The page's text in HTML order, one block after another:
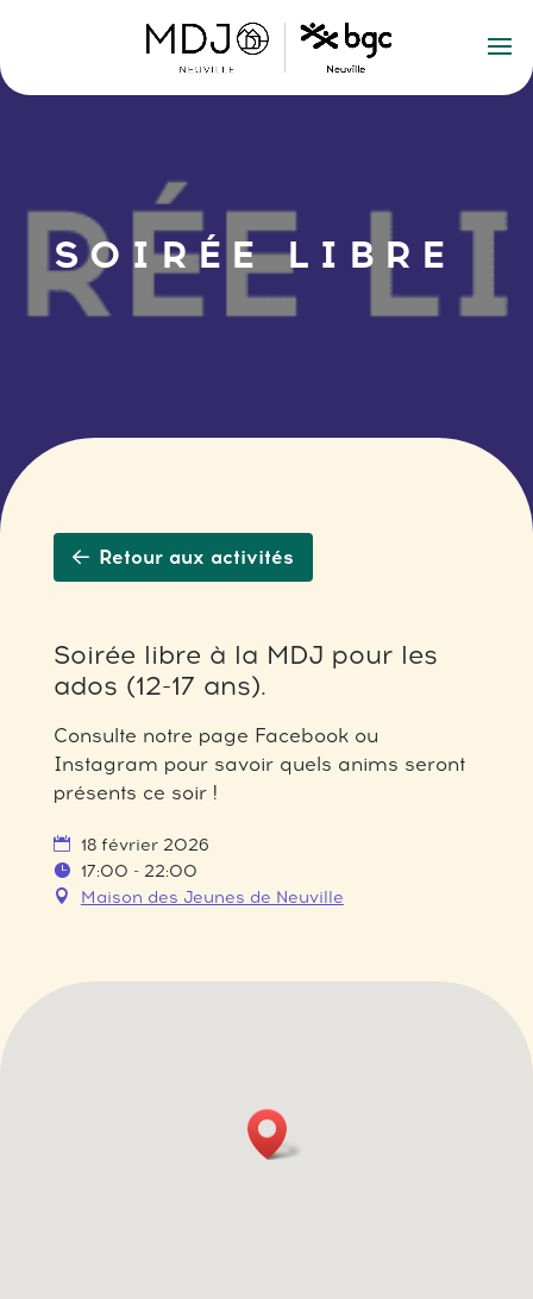
SOIRÉE LIBRE
Retour aux activités
Soirée libre à la MDJ pour les
ados (12-17 ans).
Consulte notre page Facebook ou
Instagram pour savoir quels anims seront
présents ce soir !
18 février 2026
17:00 - 22:00
Maison des Jeunes de Neuville